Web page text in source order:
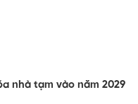
nhà tạm vào năm 2029